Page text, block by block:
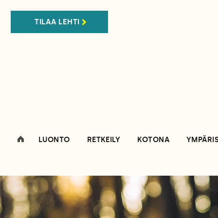
TILAA LEHTI
LUONTO RETKEILY KOTONA